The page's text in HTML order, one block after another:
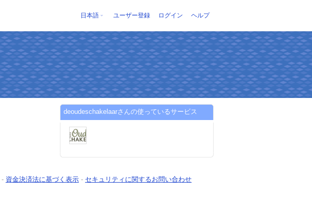
日本語 ユーザー登録 ログイン ヘルプ
deoudeschakelaarさんの使っているサービス
- 資金決済法に基づく表示 - セキュリティに関するお問い合わせ